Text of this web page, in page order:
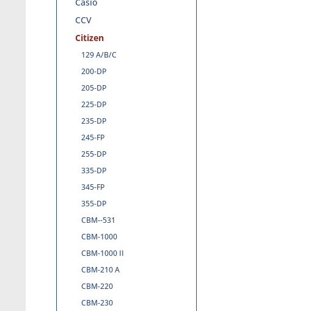
CCV
Citizen
129 A/B/C
200-DP
205-DP
225-DP
235-DP
245-FP
255-DP
335-DP
345-FP
355-DP
CBM--531
CBM-1000
CBM-1000 II
CBM-210 A
CBM-220
CBM-230